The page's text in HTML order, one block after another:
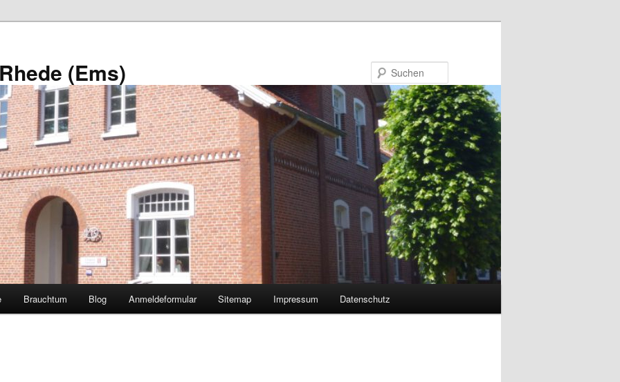
(Ems)
Brauchtum Blog Anmeldeformular Sitemap Impressum Datenschutz